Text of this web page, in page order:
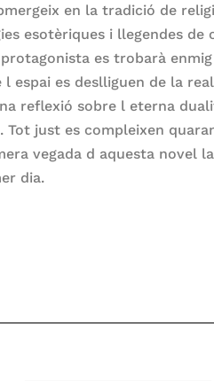
en la tradició de
esotèriques i llegendes de
protagonista es trobarà
espai es deslliguen de la
reflexió sobre l eterna
Tot just es compleixen
vegada d aquesta novel
dia.